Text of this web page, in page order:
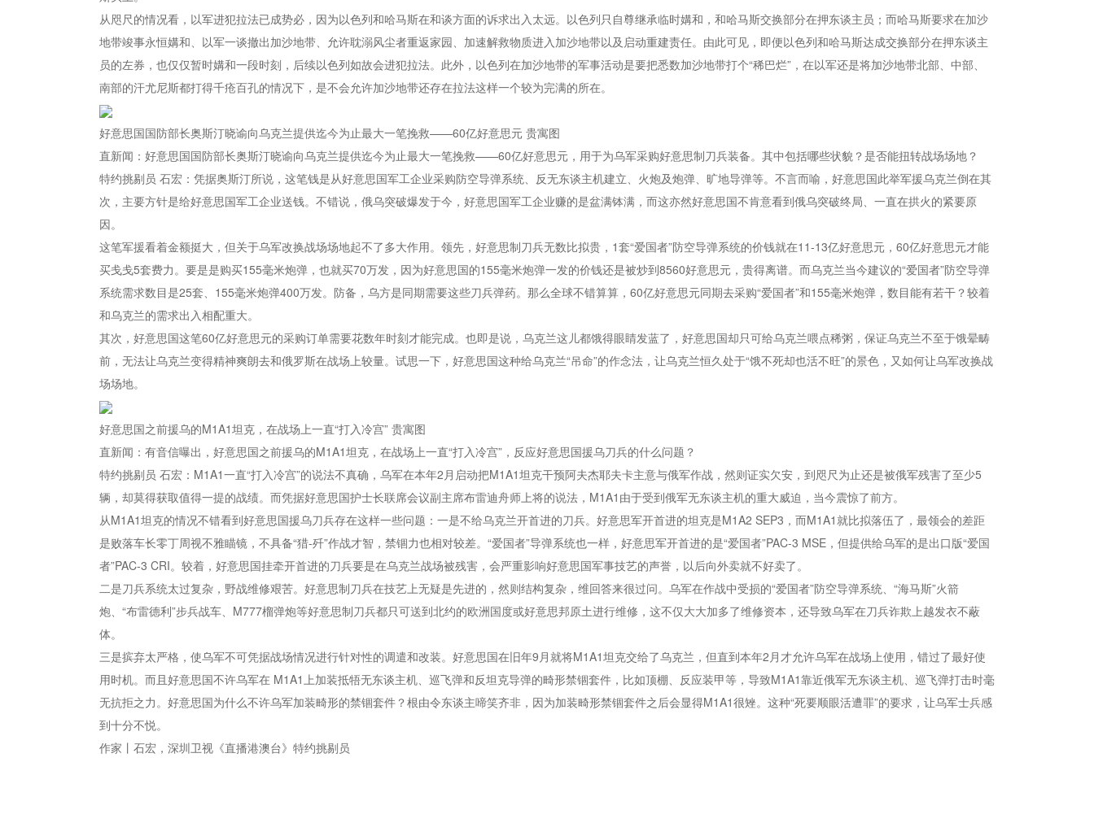
从咫尺的情况看，以军进犯拉法已成势必，因为以色列和哈马斯在和谈方面的诉求出入太远。以色列只自尊继承临时媾和，和哈马斯交换部分在押东谈主员；而哈马斯要求在加沙
地带竣事永恒媾和、以军一谈撤出加沙地带、允许耽溺风尘者重返家园、加速解救物质进入加沙地带以及启动重建责任。由此可见，即便以色列和哈马斯达成交换部分在押东谈主
员的左券，也仅仅暂时媾和一段时刻，后续以色列如故会进犯拉法。此外，以色列在加沙地带的军事活动是要把悉数加沙地带打个“稀巴烂”，在以军还是将加沙地带北部、中部、
南部的汗尤尼斯都打得千疮百孔的情况下，是不会允许加沙地带还存在拉法这样一个较为完满的所在。
好意思国国防部长奥斯汀晓谕向乌克兰提供迄今为止最大一笔挽救——60亿好意思元 贵寓图
直新闻：好意思国国防部长奥斯汀晓谕向乌克兰提供迄今为止最大一笔挽救——60亿好意思元，用于为乌军采购好意思制刀兵装备。其中包括哪些状貌？是否能扭转战场场地？
特约挑剔员 石宏：凭据奥斯汀所说，这笔钱是从好意思国军工企业采购防空导弹系统、反无东谈主机建立、火炮及炮弹、旷地导弹等。不言而喻，好意思国此举军援乌克兰倒在其
次，主要方针是给好意思国军工企业送钱。不错说，俄乌突破爆发于今，好意思国军工企业赚的是盆满钵满，而这亦然好意思国不肯意看到俄乌突破终局、一直在拱火的紧要原
因。
这笔军援看着金额挺大，但关于乌军改换战场场地起不了多大作用。领先，好意思制刀兵无数比拟贵，1套“爱国者”防空导弹系统的价钱就在11-13亿好意思元，60亿好意思元才能
买戋戋5套费力。要是是购买155毫米炮弹，也就买70万发，因为好意思国的155毫米炮弹一发的价钱还是被炒到8560好意思元，贵得离谱。而乌克兰当今建议的“爱国者”防空导弹
系统需求数目是25套、155毫米炮弹400万发。防备，乌方是同期需要这些刀兵弹药。那么全球不错算算，60亿好意思元同期去采购“爱国者”和155毫米炮弹，数目能有若干？较着
和乌克兰的需求出入相配重大。
其次，好意思国这笔60亿好意思元的采购订单需要花数年时刻才能完成。也即是说，乌克兰这儿都饿得眼睛发蓝了，好意思国却只可给乌克兰喂点稀粥，保证乌克兰不至于饿晕畴
前，无法让乌克兰变得精神爽朗去和俄罗斯在战场上较量。试思一下，好意思国这种给乌克兰“吊命”的作念法，让乌克兰恒久处于“饿不死却也活不旺”的景色，又如何让乌军改换战
场场地。
好意思国之前援乌的M1A1坦克，在战场上一直“打入冷宫” 贵寓图
直新闻：有音信曝出，好意思国之前援乌的M1A1坦克，在战场上一直“打入冷宫”，反应好意思国援乌刀兵的什么问题？
特约挑剔员 石宏：M1A1一直“打入冷宫”的说法不真确，乌军在本年2月启动把M1A1坦克干预阿夫杰耶夫卡主意与俄军作战，然则证实欠安，到咫尺为止还是被俄军残害了至少5
辆，却莫得获取值得一提的战绩。而凭据好意思国护士长联席会议副主席布雷迪舟师上将的说法，M1A1由于受到俄军无东谈主机的重大威迫，当今震惊了前方。
从M1A1坦克的情况不错看到好意思国援乌刀兵存在这样一些问题：一是不给乌克兰开首进的刀兵。好意思军开首进的坦克是M1A2 SEP3，而M1A1就比拟落伍了，最领会的差距
是败落车长零丁周视不雅瞄镜，不具备“猎-歼”作战才智，禁锢力也相对较差。“爱国者”导弹系统也一样，好意思军开首进的是“爱国者”PAC-3 MSE，但提供给乌军的是出口版“爱国
者”PAC-3 CRI。较着，好意思国挂牵开首进的刀兵要是在乌克兰战场被残害，会严重影响好意思国军事技艺的声誉，以后向外卖就不好卖了。
二是刀兵系统太过复杂，野战维修艰苦。好意思制刀兵在技艺上无疑是先进的，然则结构复杂，维回答来很过问。乌军在作战中受损的“爱国者”防空导弹系统、“海马斯”火箭
炮、“布雷德利”步兵战车、M777榴弹炮等好意思制刀兵都只可送到北约的欧洲国度或好意思邦原土进行维修，这不仅大大加多了维修资本，还导致乌军在刀兵诈欺上越发衣不蔽
体。
三是摈弃太严格，使乌军不可凭据战场情况进行针对性的调遣和改装。好意思国在旧年9月就将M1A1坦克交给了乌克兰，但直到本年2月才允许乌军在战场上使用，错过了最好使
用时机。而且好意思国不许乌军在 M1A1上加装抵牾无东谈主机、巡飞弹和反坦克导弹的畸形禁锢套件，比如顶棚、反应装甲等，导致M1A1靠近俄军无东谈主机、巡飞弹打击时毫
无抗拒之力。好意思国为什么不许乌军加装畸形的禁锢套件？根由令东谈主啼笑齐非，因为加装畸形禁锢套件之后会显得M1A1很矬。这种“死要顺眼活遭罪”的要求，让乌军士兵感
到十分不悦。
作家丨石宏，深圳卫视《直播港澳台》特约挑剔员